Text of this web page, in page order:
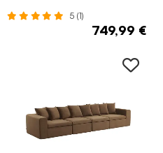
5 (1)
749,99 €